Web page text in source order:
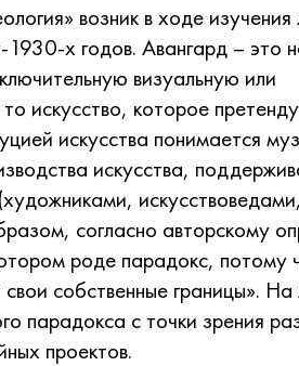
возник в ходе
х годов. Авангард – это
визуальную или
искусство, которое
искусства понимается
искусства,
согласно авторскому
роде парадокс, потому
собственные границы». На
парадокса с точки зрения
проектов.